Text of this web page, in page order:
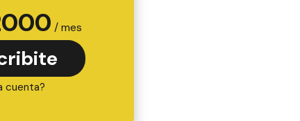
/ mes
cuenta?